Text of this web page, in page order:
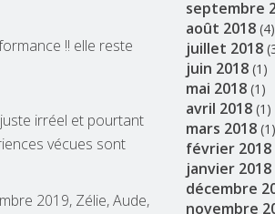
!! elle reste
irréel et pourtant
vécues sont
2019, Zélie, Aude,
septembre
août 2018(4)
juillet 2018
juin 2018(1)
mai 2018(1)
avril 2018(1)
mars 2018(1)
février 2018
janvier 2018
décembre
novembre